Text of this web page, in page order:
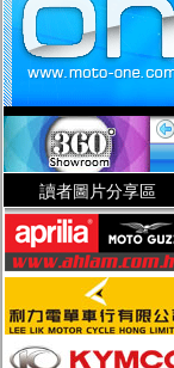
讀者圖片分享區